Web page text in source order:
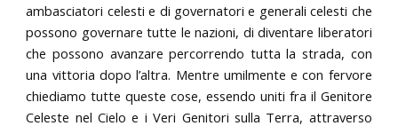
ambasciatori celesti e di governatori e generali celesti che
possono governare tutte le nazioni, di diventare liberatori
che possono avanzare percorrendo tutta la strada, con
una vittoria dopo l’altra. Mentre umilmente e con fervore
chiediamo tutte queste cose, essendo uniti fra il Genitore
Celeste nel Cielo e i Veri Genitori sulla Terra, attraverso